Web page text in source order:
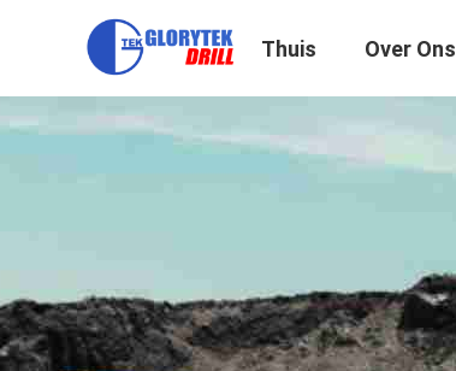
Thuis Over Ons